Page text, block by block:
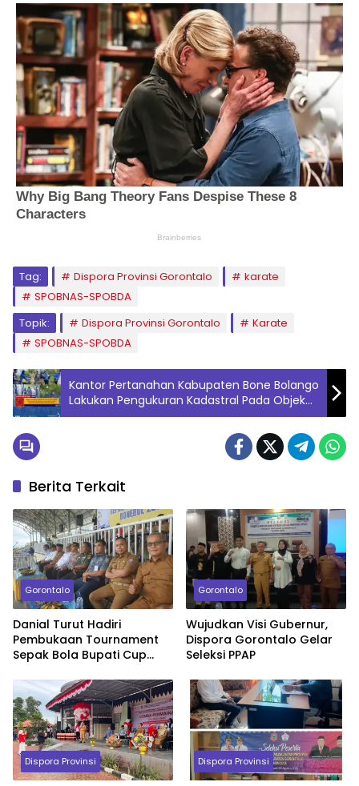
Tag: Dispora Provinsi Gorontalo
karate
SPOBNAS-SPOBDA
Topik:
Dispora Provinsi Gorontalo
Karate
SPOBNAS-SPOBDA
Kantor Pertanahan Kabupaten Bone Bolango
Lakukan Pengukuran Kadastral Pada Objek
Sengketa
Berita Terkait
Gorontalo
Danial Turut Hadiri
Pembukaan Tournament
Sepak Bola Bupati Cup
Gorontalo
Wujudkan Visi Gubernur,
Dispora Gorontalo Gelar
Seleksi PPAP
Dispora Provinsi Dispora Provinsi